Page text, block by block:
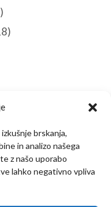
brskanja,
in analizo našega
z našo uporabo
lahko negativno vpliva